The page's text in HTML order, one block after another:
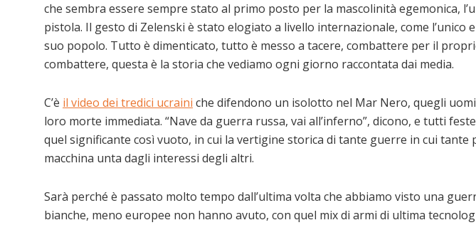
che sembra essere sempre stato al primo posto per la mascolinità egemonica,
pistola. Il gesto di Zelenski è stato elogiato a livello internazionale, come
suo popolo. Tutto è dimenticato, tutto è messo a tacere, combattere per il
combattere, questa è la storia che vediamo ogni giorno raccontata dai media.
C’è il video dei tredici ucraini che difendono un isolotto nel Mar Nero, quegli
loro morte immediata. “Nave da guerra russa, vai all’inferno”, dicono, e tutti
quel significante così vuoto, in cui la vertigine storica di tante guerre in cui
macchina unta dagli interessi degli altri.
Sarà perché è passato molto tempo dall’ultima volta che abbiamo visto una
bianche, meno europee non hanno avuto, con quel mix di armi di ultima